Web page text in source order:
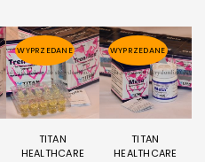
WYPRZEDANE
TITAN
HEALTHCARE
WYPRZEDANE
TITAN
HEALTHCARE